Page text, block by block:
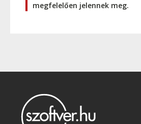
megfelelően jelennek meg.